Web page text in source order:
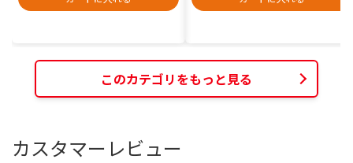
このカテゴリをもっと見る
カスタマーレビュー